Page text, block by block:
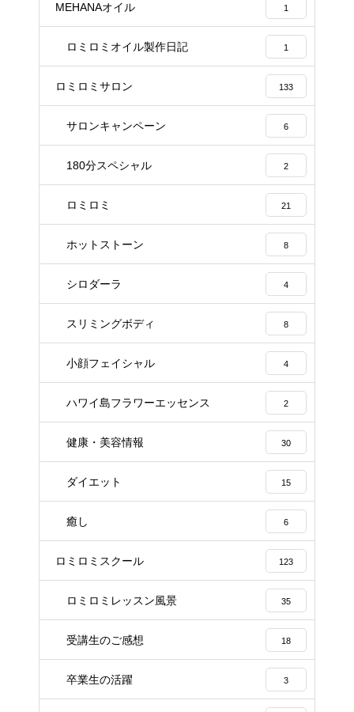
MEHANAオイル 1
ロミロミオイル製作日記 1
ロミロミサロン 133
サロンキャンペーン 6
180分スペシャル 2
ロミロミ 21
ホットストーン 8
シロダーラ 4
スリミングボディ 8
小顔フェイシャル 4
ハワイ島フラワーエッセンス 2
健康・美容情報 30
ダイエット 15
癒し 6
ロミロミスクール 123
ロミロミレッスン風景 35
受講生のご感想 18
卒業生の活躍 3